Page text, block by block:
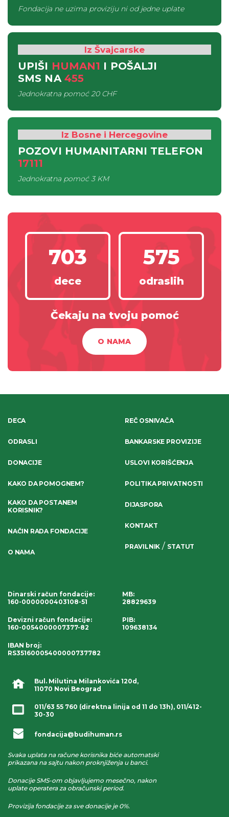
Fondacija ne uzima proviziju ni od jedne uplate
Iz Švajcarske
UPIŠI HUMAN1 I POŠALJI
SMS NA 455
Jednokratna pomoć20 CHF
Iz Bosne i Hercegovine
POZOVI HUMANITARNI TELEFON
17111
Jednokratna pomoć3 KM
703
dece
575
odraslih
Čekaju na tvoju pomoć
O NAMA
Bul. Milutina Milankovića 120d,
11070 Novi Beograd
011/63 55 760 (direktna linija od 11 do 13h), 011/412-
30-30
fondacija@budihuman.rs
Svaka uplata na račune korisnika biće automatski
prikazana na sajtu nakon proknjiženja u banci.
Donacije SMS-om objavljujemo mesečno, nakon
uplate operatera za obračunski period.
Provizija fondacije za sve donacije je 0%.
DECA
ODRASLI
DONACIJE
KAKO DA POMOGNEM?
KAKO DA POSTANEM
KORISNIK?
NAČIN RADA FONDACIJE
O NAMA
REČ OSNIVAČA
BANKARSKE PROVIZIJE
USLOVI KORIŠĆENJA
POLITIKA PRIVATNOSTI
DIJASPORA
KONTAKT
PRAVILNIK / STATUT
Dinarski račun fondacije:
160-0000000403108-51
Devizni račun fondacije:
160-0054000007377-82
IBAN broj:
RS35160005400000737782
MB:
28829639
PIB:
109638134